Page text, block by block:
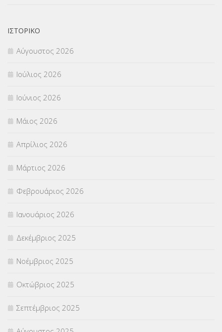
ΙΣΤΟΡΙΚΌ
Αύγουστος 2026
Ιούλιος 2026
Ιούνιος 2026
Μάιος 2026
Απρίλιος 2026
Μάρτιος 2026
Φεβρουάριος 2026
Ιανουάριος 2026
Δεκέμβριος 2025
Νοέμβριος 2025
Οκτώβριος 2025
Σεπτέμβριος 2025